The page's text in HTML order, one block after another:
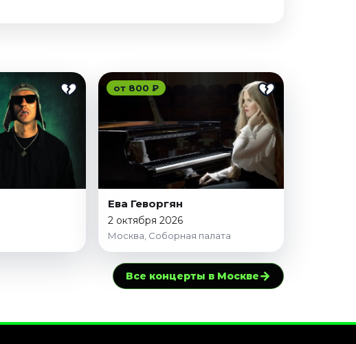
от 800 ₽
Ева Геворгян
2 октября 2026
Москва, Соборная палата
Все концерты в Москве→